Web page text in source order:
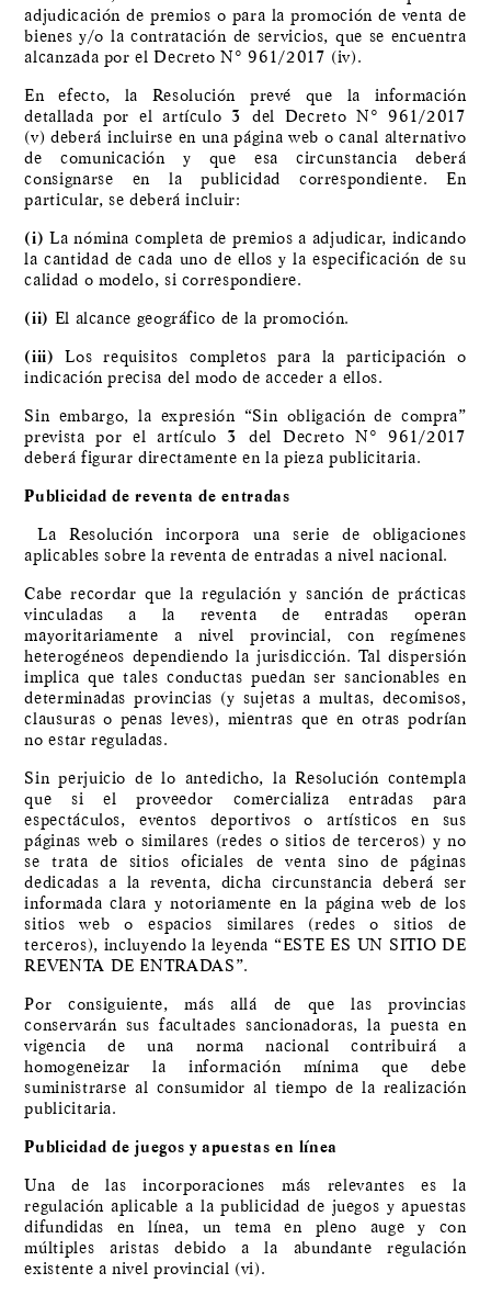
adjudicación de premios o para la promoción de venta de
bienes y/o la contratación de servicios, que se encuentra
alcanzada por el Decreto N° 961/2017 (iv).
En efecto, la Resolución prevé que la información
detallada por el artículo 3 del Decreto N° 961/2017
(v) deberá incluirse en una página web o canal alternativo
de comunicación y que esa circunstancia deberá
consignarse en la publicidad correspondiente. En
particular, se deberá incluir:
(i)La nómina completa de premios a adjudicar, indicando
la cantidad de cada uno de ellos y la especificación de su
calidad o modelo, si correspondiere.
(ii) El alcance geográfico de la promoción.
(iii)Los requisitos completos para la participación o
indicación precisa del modo de acceder a ellos.
Sin embargo, la expresión “Sin obligación de compra”
prevista por el artículo 3 del Decreto N° 961/2017
deberá figurar directamente en la pieza publicitaria.
Publicidad de reventa de entradas
La Resolución incorpora una serie de obligaciones
aplicables sobre la reventa de entradas a nivel nacional.
Cabe recordar que la regulación y sanción de prácticas
vinculadas a la reventa de entradas operan
mayoritariamente a nivel provincial, con regímenes
heterogéneos dependiendo la jurisdicción. Tal dispersión
implica que tales conductas puedan ser sancionables en
determinadas provincias (y sujetas a multas, decomisos,
clausuras o penas leves), mientras que en otras podrían
no estar reguladas.
Sin perjuicio de lo antedicho, la Resolución contempla
que si el proveedor comercializa entradas para
espectáculos, eventos deportivos o artísticos en sus
páginas web o similares (redes o sitios de terceros) y no
se trata de sitios oficiales de venta sino de páginas
dedicadas a la reventa, dicha circunstancia deberá ser
informada clara y notoriamente en la página web de los
sitios web o espacios similares (redes o sitios de
terceros), incluyendo la leyenda “ESTE ES UN SITIO DE
REVENTA DE ENTRADAS”.
Por consiguiente, más allá de que las provincias
conservarán sus facultades sancionadoras, la puesta en
vigencia de una norma nacional contribuirá a
homogeneizar la información mínima que debe
suministrarse al consumidor al tiempo de la realización
publicitaria.
Publicidad de juegos y apuestas en línea
Una de las incorporaciones más relevantes es la
regulación aplicable a la publicidad de juegos y apuestas
difundidas en línea, un tema en pleno auge y con
múltiples aristas debido a la abundante regulación
existente a nivel provincial (vi).